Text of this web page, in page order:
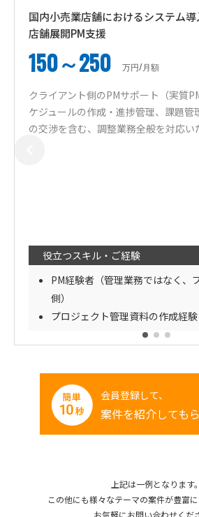
国内小売業店舗におけるシステム
店舗展開PM支援
150～250 万円/月額
クライアント側のPMサポート（実質
ケジュールの作成・進捗管理、課題管
の交渉を含む、調整業務全般を対応い
役立つスキル・ご経験
PM経験者（管理業務ではなく、
側）
プロジェクト管理資料の作成経験
会員登録して、
案件を紹介しても
上記は一例となります。
この他にも様々なテーマの案件が豊富に